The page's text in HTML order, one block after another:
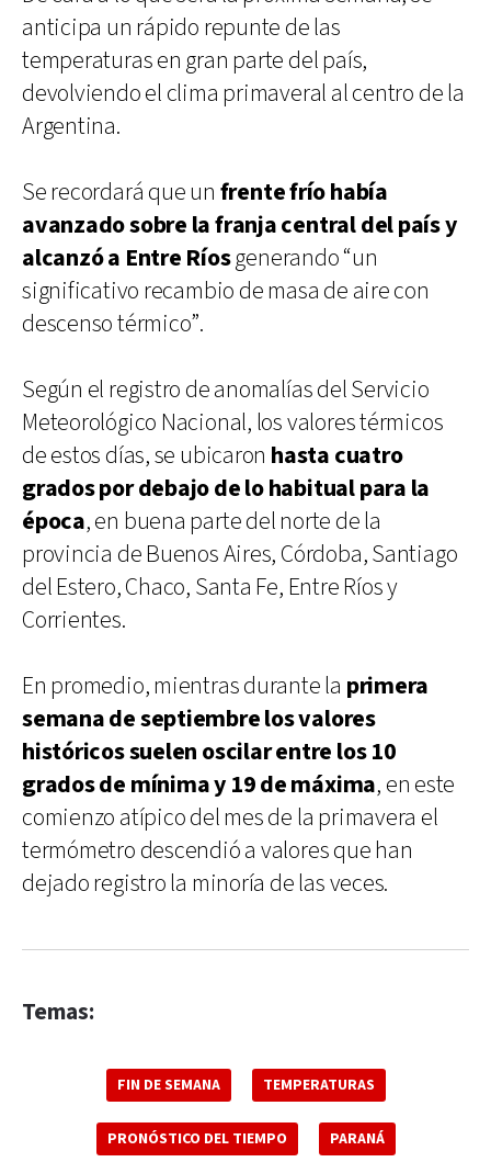
anticipa un rápido repunte de las
temperaturas en gran parte del país,
devolviendo el clima primaveral al centro de la
Argentina.
Se recordará que un frente frío había
avanzado sobre la franja central del país y
alcanzó a Entre Ríosgenerando “un
significativo recambio de masa de aire con
descenso térmico”.
Según el registro de anomalías del Servicio
Meteorológico Nacional, los valores térmicos
de estos días, se ubicaron hasta cuatro
grados por debajo de lo habitual para la
época, en buena parte del norte de la
provincia de Buenos Aires, Córdoba, Santiago
del Estero, Chaco, Santa Fe, Entre Ríos y
Corrientes.
En promedio, mientras durante la primera
semana de septiembre los valores
históricos suelen oscilar entre los 10
grados de mínima y 19 de máxima, en este
comienzo atípico del mes de la primavera el
termómetro descendió a valores que han
dejado registro la minoría de las veces.
Temas:
FIN DE SEMANA TEMPERATURAS
PRONÓSTICO DEL TIEMPO PARANÁ